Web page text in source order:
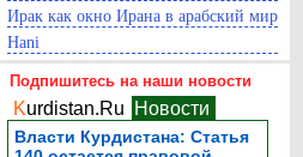
Ирак как окно Ирана в арабский мир
Hani
Подпишитесь на наши новости
Kurdistan.Ru Новости
Власти Курдистана: Статья